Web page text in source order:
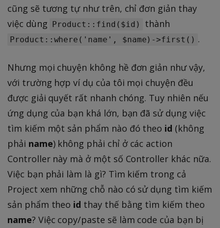
cũng sẽ tương tự như trên, chỉ đơn giản thay
việc dùng
Product::find($id) thành
Product::where('name', $name)->first() .
Nhưng mọi chuyện không hề đơn giản như vậy,
với trường hợp ví dụ của tôi mọi chuyện đều
được giải quyết rất nhanh chóng. Tuy nhiên nếu
ứng dụng của bạn khá lớn, bạn đã sử dụng việc
tìm kiếm một sản phẩm nào đó theo id (không
phải name) không phải chỉ ở các action
Controller này mà ở một số Controller khác nữa.
Việc bạn phải làm là gì? Tìm kiếm trong cả
Project xem những chỗ nào có sử dụng tìm kiếm
sản phẩm theo id thay thế bằng tìm kiếm theo
name? Việc copy/paste sẽ làm code của bạn bị